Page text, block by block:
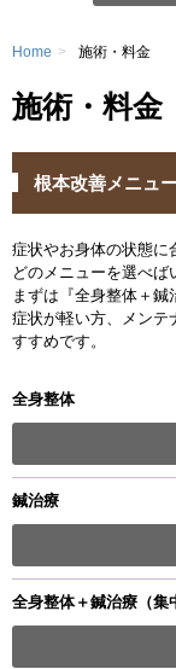
Home > 施術・料金
施術・料金
根本改善メニュ
症状やお身体の状態に
どのメニューを選べば
まずは『全身整体＋鍼
症状が軽い方、メンテ
すすめです。
全身整体
鍼治療
全身整体＋鍼治療（集